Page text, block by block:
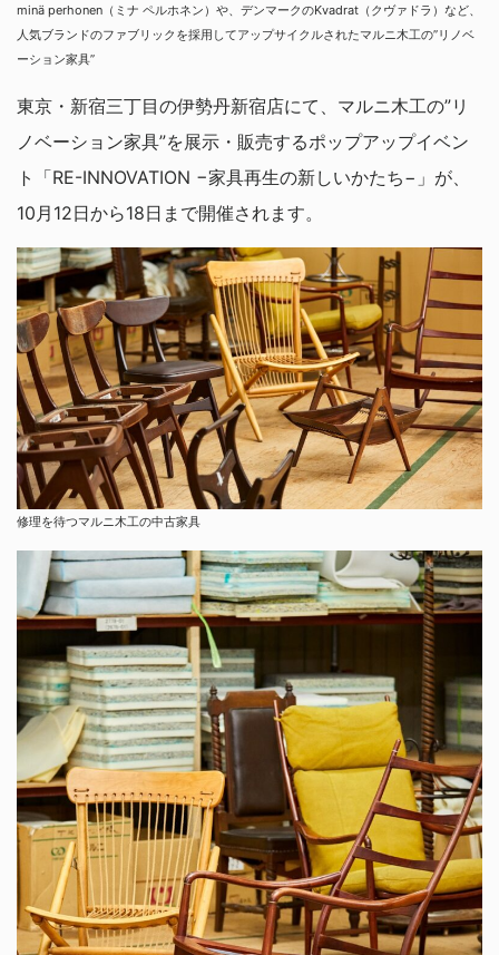
minä perhonen（ミナ ペルホネン）や、デンマークのKvadrat（クヴァドラ）など、
人気ブランドのファブリックを採用してアップサイクルされたマルニ木工の”リノベ
ーション家具”
東京・新宿三丁目の伊勢丹新宿店にて、マルニ木工の”リ
ノベーション家具”を展示・販売するポップアップイベン
ト「RE-INNOVATION −家具再生の新しいかたち−」が、
10月12日から18日まで開催されます。
修理を待つマルニ木工の中古家具